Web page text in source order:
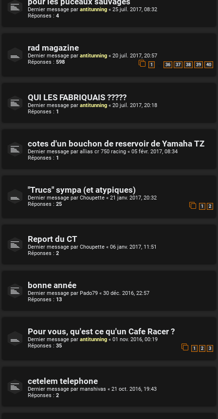
Dernier message par antitunning « 25 juil. 2017, 08:32
Réponses : 4
rad magazine
Dernier message par antitunning « 20 juil. 2017, 20:57
Réponses : 598 1 36 37 38 39 40
QUI LES FABRIQUAIS ?????
Dernier message par antitunning « 20 juil. 2017, 20:18
Réponses : 1
cotes d'un bouchon de reservoir de Yamaha TZ
Dernier message par allias cr 750 racing « 05 févr. 2017, 08:34
Réponses : 1
"Trucs" sympa (et atypiques)
Dernier message par Choupette « 21 janv. 2017, 20:32
Réponses : 25 1 2
Report du CT
Dernier message par Choupette « 06 janv. 2017, 11:51
Réponses : 2
bonne année
Dernier message par Pado79 « 30 déc. 2016, 22:57
Réponses : 13
Pour vous, qu'est ce qu'un Cafe Racer ?
Dernier message par antitunning « 01 nov. 2016, 00:19
Réponses : 35 1 2 3
cetelem telephone
Dernier message par manshivas « 21 oct. 2016, 19:43
Réponses : 2